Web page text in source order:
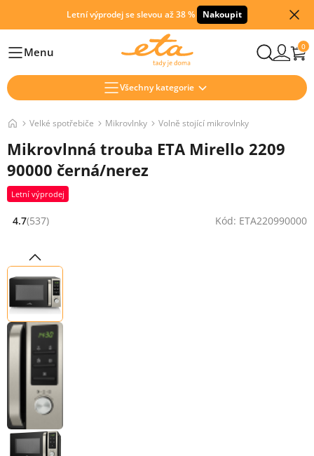
Letní výprodej se slevou až 38 % Nakoupit
HlavníMenu 0
Všechny kategorie
Velké spotřebiče Mikrovlnky Volně stojící mikrovlnky
Mikrovlnná trouba ETA Mirello 2209
90000 černá/nerez
Letní výprodej
Hodnocení: 4.7 z 5 (537 recenzí)
4.7(537) Kód: ETA220990000